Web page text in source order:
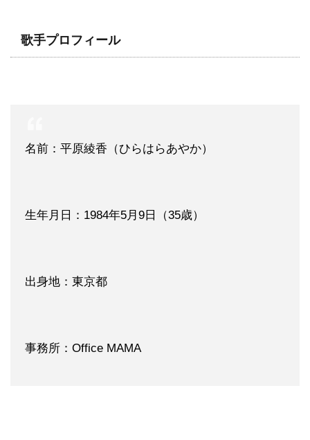
歌手プロフィール
名前：平原綾香（ひらはらあやか）
生年月日：1984年5月9日（35歳）
出身地：東京都
事務所：Office MAMA